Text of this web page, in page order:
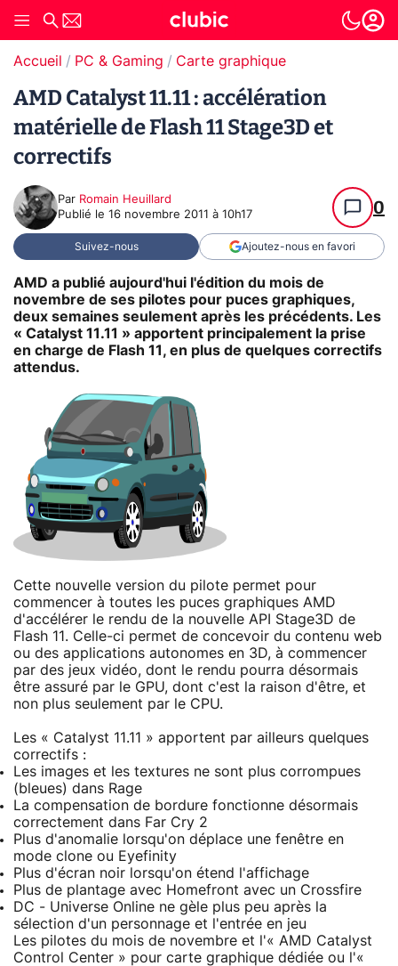
Accueil PC & Gaming Carte graphique
AMD Catalyst 11.11 : accélération
matérielle de Flash 11 Stage3D et
correctifs
Par Romain Heuillard
Publié le 16 novembre 2011 à 10h17 0
Suivez-nous Ajoutez-nous en favori
AMD a publié aujourd'hui l'édition du mois de
novembre de ses pilotes pour puces graphiques,
deux semaines seulement après les précédents. Les
« Catalyst 11.11 » apportent principalement la prise
en charge de Flash 11, en plus de quelques correctifs
attendus.
Cette nouvelle version du pilote permet pour
commencer à toutes les puces graphiques AMD
d'accélérer le rendu de la nouvelle API Stage3D de
Flash 11. Celle-ci permet de concevoir du contenu web
ou des applications autonomes en 3D, à commencer
par des jeux vidéo, dont le rendu pourra désormais
être assuré par le GPU, dont c'est la raison d'être, et
non plus seulement par le CPU.
Les « Catalyst 11.11 » apportent par ailleurs quelques
correctifs :
Les images et les textures ne sont plus corrompues
(bleues) dans Rage
La compensation de bordure fonctionne désormais
correctement dans Far Cry 2
Plus d'anomalie lorsqu'on déplace une fenêtre en
mode clone ou Eyefinity
Plus d'écran noir lorsqu'on étend l'affichage
Plus de plantage avec Homefront avec un Crossfire
DC - Universe Online ne gèle plus peu après la
sélection d'un personnage et l'entrée en jeu
Les pilotes du mois de novembre et l'« AMD Catalyst
Control Center » pour carte graphique dédiée ou l'«